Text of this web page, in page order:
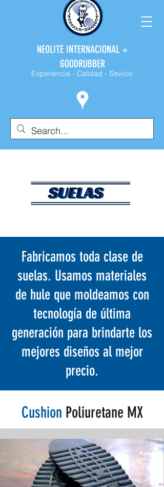
NEOLITE INTERNACIONAL +
GOODRUBBER
Experiencia - Calidad - Sevicio
Fabricamos toda clase de
suelas. Usamos materiales
de hule que moldeamos con
tecnología de última
generación para brindarte los
mejores diseños al mejor
precio.
Cushion Poliuretane MX